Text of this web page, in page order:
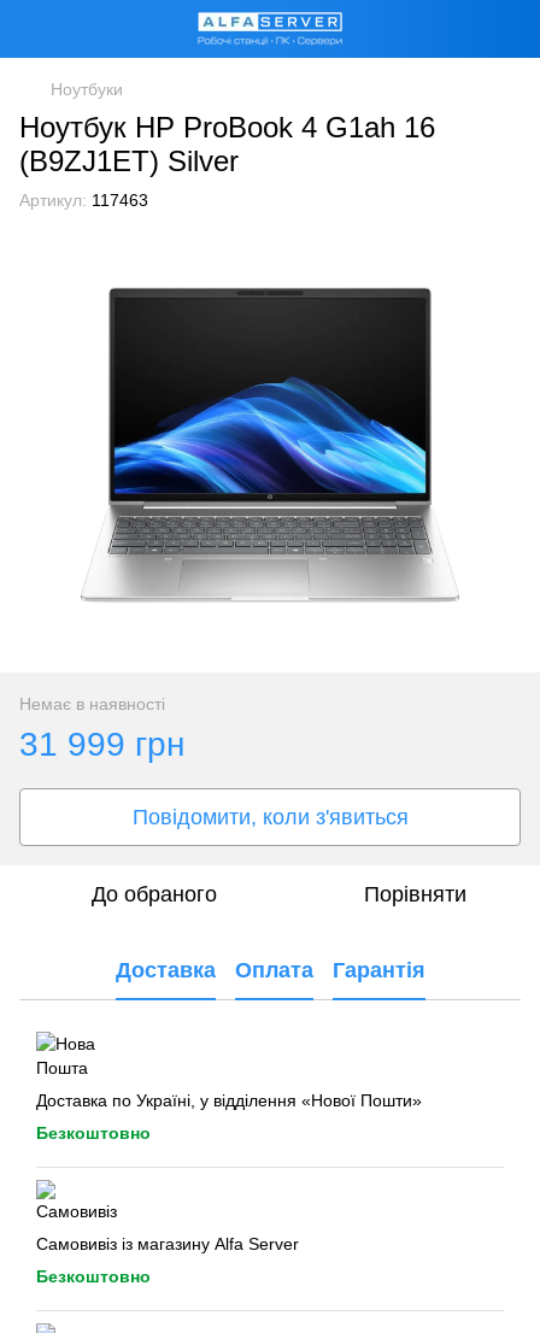
Ноутбуки
Ноутбук HP ProBook 4 G1ah 16
(B9ZJ1ET) Silver
Артикул: 117463
Немає в наявності
31 999 грн
Повідомити, коли з'явиться
До обраного Порівняти
Доставка Оплата Гарантія
Доставка по Україні, у відділення «Нової Пошти»
Безкоштовно
Самовивіз із магазину Alfa Server
Безкоштовно